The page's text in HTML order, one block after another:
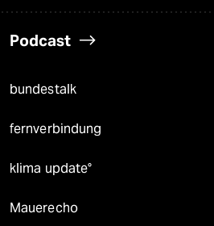
Podcast
bundestalk
fernverbindung
klima update°
Mauerecho